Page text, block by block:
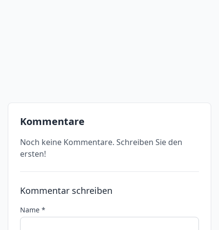
Kommentare
Noch keine Kommentare. Schreiben Sie den
ersten!
Kommentar schreiben
Name *